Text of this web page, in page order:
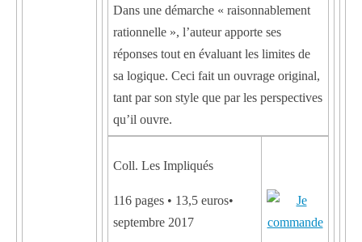
Dans une démarche « raisonnablement
rationnelle », l’auteur apporte ses
réponses tout en évaluant les limites de
sa logique. Ceci fait un ouvrage original,
tant par son style que par les perspectives
qu’il ouvre.
Coll. Les Impliqués
116 pages • 13,5 euros•
septembre 2017